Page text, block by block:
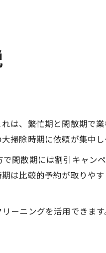
は、繁忙期と閑散期で
掃除時期に依頼が集中し
閑散期には割引キャン
は比較的予約が取りや
ーニングを活用できま